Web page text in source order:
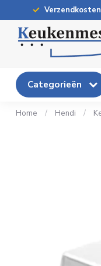
Verzendkosten
Categorieën
Home / Hendi /